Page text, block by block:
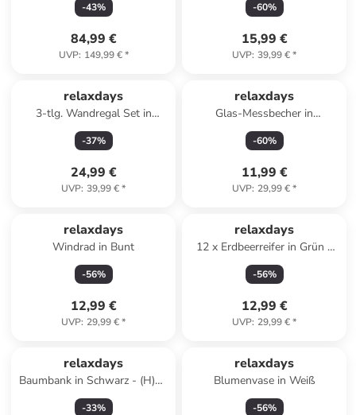
-43%
84,99 €
UVP: 149,99 €*
-60%
15,99 €
UVP: 39,99 €*
relaxdays
3-tlg. Wandregal Set in
Braun/ Schwarz
-37%
24,99 €
UVP: 39,99 €*
relaxdays
Glas-Messbecher in
Transparent - 250 ml
-60%
11,99 €
UVP: 29,99 €*
relaxdays
Windrad in Bunt
-56%
12,99 €
UVP: 29,99 €*
relaxdays
12 x Erdbeerreifer in Grün -
(H)10 x Ø 30 cm
-56%
12,99 €
UVP: 29,99 €*
relaxdays
Baumbank in Schwarz - (H)85
x Ø 160 cm
-33%
relaxdays
Blumenvase in Weiß
-56%